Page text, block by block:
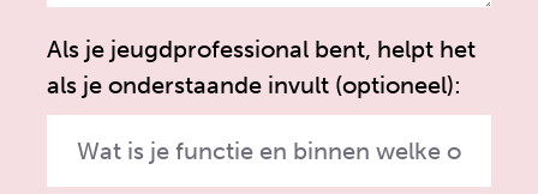
Als je jeugdprofessional bent, helpt het
als je onderstaande invult (optioneel):